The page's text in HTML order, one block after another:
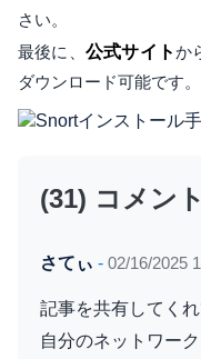
さい。
最後に、 公式サイトか
ダウンロード可能です。
(31) コメント
さてぃ - 02/16/2025
記事を共有してく
自分のネットワー